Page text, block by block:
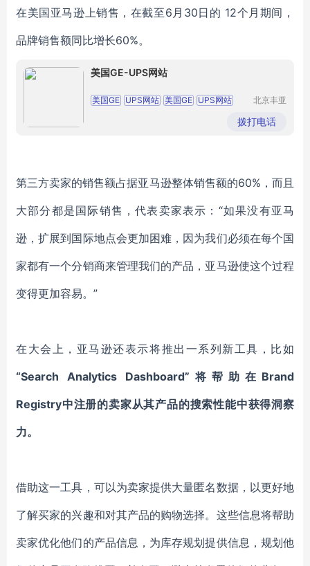
在美国亚马逊上销售 ， 在截至6月30日的 12个月期间，
品牌销售额同比增长60%。
美国GE-UPS网站
美国GE UPS网站 美国GE UPS网站
北京丰亚
发展有限
公司
拨打电话
第三方卖家的销售额占据亚马逊整体销售额的60%，而且
大部分都是国际销售，代表卖家表示：“如果没有亚马
逊，扩展到国际地点会更加困难，因为我们必须在每个国
家都有一个分销商来管理我们的产品 ， 亚马逊使这个过程
变得更加容易。 ”
在大会上，亚马逊还表示将推出一系列新工具，比如
“Search Analytics Dashboard” 将帮助在 Brand
Registry中注册的卖家从其产品的搜索性能中获得洞察
力。
借助这一工具，可以为卖家提供大量匿名数据，以更好地
了解买家的兴趣和对其产品的购物选择。这些信息将帮助
卖家优化他们的产品信息，为库存规划提供信息，规划他